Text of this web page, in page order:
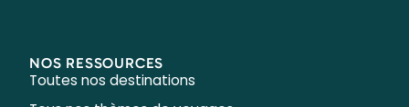
NOS RESSOURCES
Toutes nos destinations